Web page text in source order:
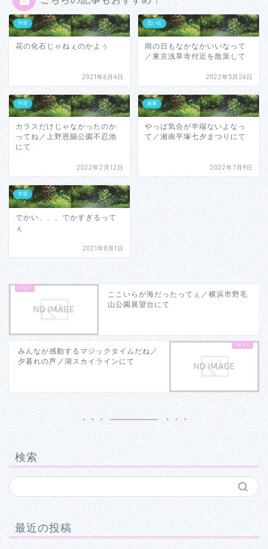
学習
花の化石じゃねぇのかよぅ
2021年6月4日
思い出
雨の日もなかなかいいなって
／東京浅草寺付近を散策して
2022年5月26日
学習
カラスだけじゃなかったのか
ってね／上野恩賜公園不忍池
にて
2022年2月12日
健康
やっぱ気合が半端ないよなっ
て／湘南平塚七夕まつりにて
2022年7月9日
学習
でかい、、、でかすぎるって
ぇ
2021年8月1日
ここいらが海だったってぇ／横浜市野毛
山公園展望台にて
みんなが感動するマジックタイムだね／
夕暮れの芦ノ湖スカイラインにて
検索
最近の投稿